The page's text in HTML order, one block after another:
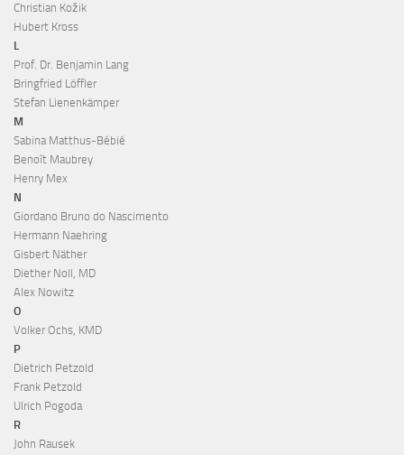
Christian Kožik
Hubert Kross
L
Prof. Dr. Benjamin Lang
Bringfried Löffler
Stefan Lienenkämper
M
Sabina Matthus-Bébié
Benoît Maubrey
Henry Mex
N
Giordano Bruno do Nascimento
Hermann Naehring
Gisbert Näther
Diether Noll, MD
Alex Nowitz
O
Volker Ochs, KMD
P
Dietrich Petzold
Frank Petzold
Ulrich Pogoda
R
John Rausek